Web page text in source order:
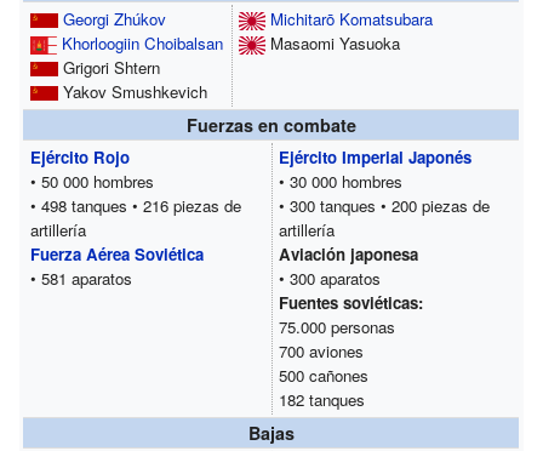
Georgi Zhúkov
Khorloogiin Choibalsan
Grigori Shtern
Yakov Smushkevich
Michitarō Komatsubara
Masaomi Yasuoka
Fuerzas en combate
Ejército Rojo
• 50 000 hombres
• 498 tanques • 216 piezas de
artillería
Fuerza Aérea Soviética
• 581 aparatos
Ejército Imperial Japonés
• 30 000 hombres
• 300 tanques • 200 piezas de
artillería
Aviación japonesa
• 300 aparatos
Fuentes soviéticas:
75.000 personas
700 aviones
500 cañones
182 tanques
Bajas